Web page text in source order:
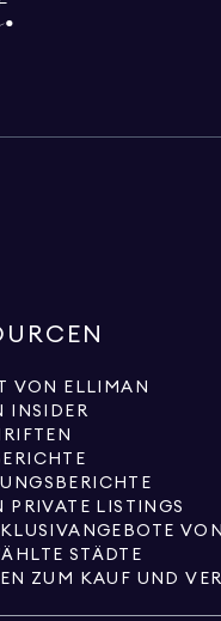
VON ELLIMAN
INSIDER
PRIVATE LISTINGS
STÄDTE
ZUM KAUF UND